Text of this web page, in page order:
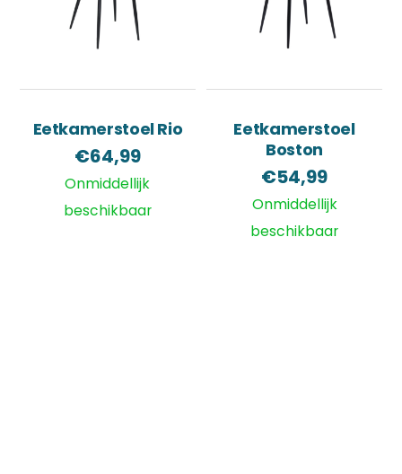
Eetkamerstoel Rio
€64,99
Onmiddellijk
beschikbaar
Eetkamerstoel
Boston
€54,99
Onmiddellijk
beschikbaar